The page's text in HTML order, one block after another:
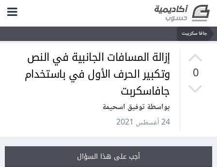
جافا سكريبت
0
إزالة المسافات الجانبية في النص
وتكبير الحرف الأول في باستخدام
جافاسكربت
بواسطة توفيق اسحيمة
24 أغسطس 2021
أجب على هذا السؤال